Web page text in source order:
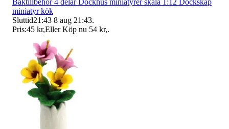
Baktillbehör 4 delar Dockhus miniatyrer skala 1:12 Dockskåp
miniatyr kök
Sluttid21:43 8 aug 21:43.
Pris:45 kr,Eller Köp nu 54 kr,.